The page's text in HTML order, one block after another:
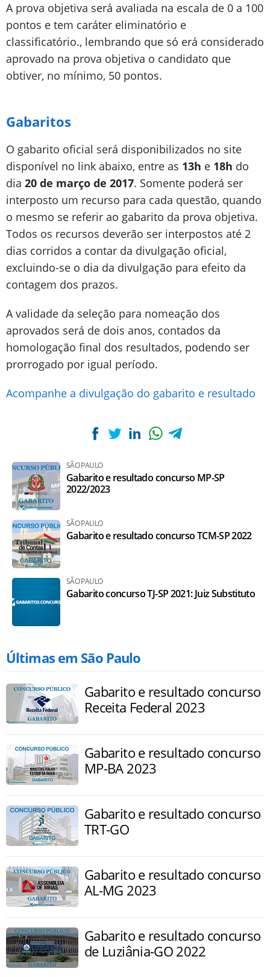
A prova objetiva será avaliada na escala de 0 a 100
pontos e tem caráter eliminatório e
classificatório., lembrando que só erá considerado
aprovado na prova objetiva o candidato que
obtiver, no mínimo, 50 pontos.
Gabaritos
O gabarito oficial será disponibilizados no site
disponível no link abaixo, entre as 13h e 18h do
dia 20 de março de 2017. Somente poderá ser
interposto um recurso para cada questão, quando
o mesmo se referir ao gabarito da prova objetiva.
Todos os recursos deverão ser interpostos até 2
dias corridos a contar da divulgação oficial,
excluindo-se o dia da divulgação para efeito da
contagem dos prazos.
A validade da seleção para nomeação dos
aprovados será de dois anos, contados da
homologação final dos resultados, podendo ser
prorrogado por igual período.
Acompanhe a divulgação do gabarito e resultado
SÃO PAULO
Gabarito e resultado concurso MP-SP
2022/2023
SÃO PAULO
Gabarito e resultado concurso TCM-SP 2022
SÃO PAULO
Gabarito concurso TJ-SP 2021: Juiz Substituto
Últimas em São Paulo
Gabarito e resultado concurso
Receita Federal 2023
Gabarito e resultado concurso
MP-BA 2023
Gabarito e resultado concurso
TRT-GO
Gabarito e resultado concurso
AL-MG 2023
Gabarito e resultado concurso
de Luziânia-GO 2022